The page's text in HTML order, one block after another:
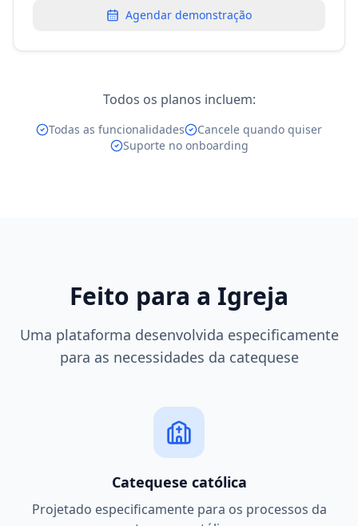
Agendar demonstração
Todos os planos incluem:
Todas as funcionalidades
Cancele quando quiser
Suporte no onboarding
Feito para a Igreja
Uma plataforma desenvolvida especificamente
para as necessidades da catequese
Catequese católica
Projetado especificamente para os processos da